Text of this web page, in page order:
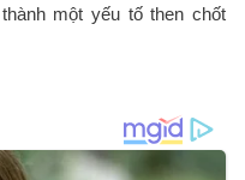
một yếu tố then chốt